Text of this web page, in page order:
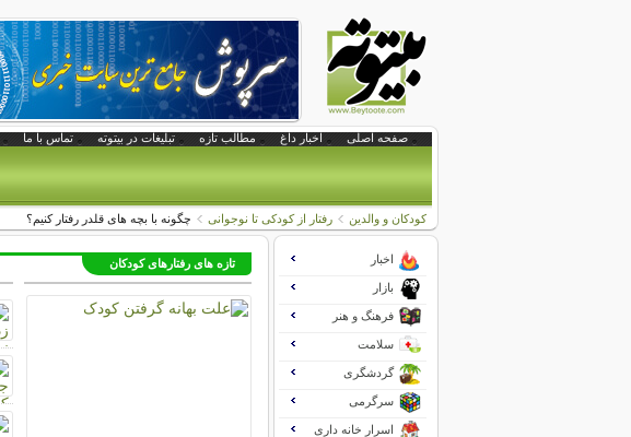
صفحه اصلی اخبار داغ مطالب تازه تبلیغات در بیتوته تماس با ما
کودکان و والدین رفتار از کودکی تا نوجوانی چگونه با بچه های قلدر رفتار کنیم؟
تازه های رفتارهای کودکان اخبار
بازار
فرهنگ و هنر
سلامت
گردشگری
سرگرمی
اسرار خانه داری